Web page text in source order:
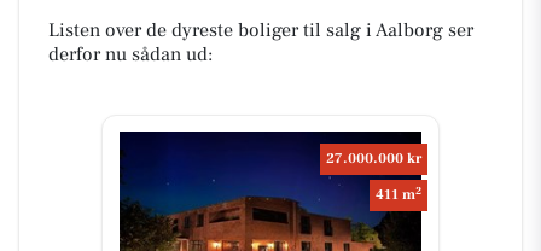
Listen over de dyreste boliger til salg i Aalborg ser
derfor nu sådan ud:
27.000.000 kr
411 m2